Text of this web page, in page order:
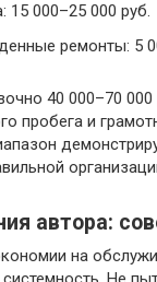
15 000–25 000 руб.
ремонты: 5
40 000–70 000
пробега и
автора:
на